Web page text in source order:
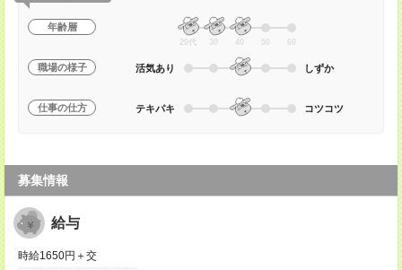
年齢層
20代 30 40 50 60
職場の様子 活気あり しずか
仕事の仕方 テキパキ コツコツ
募集情報
給与
時給1650円＋交